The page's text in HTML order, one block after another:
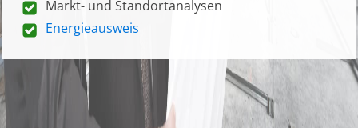
Markt- und Standortanalysen
Energieausweis